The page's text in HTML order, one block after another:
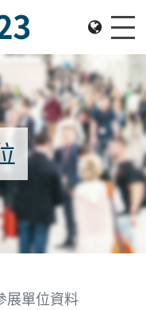
HKCEC
展單位資料